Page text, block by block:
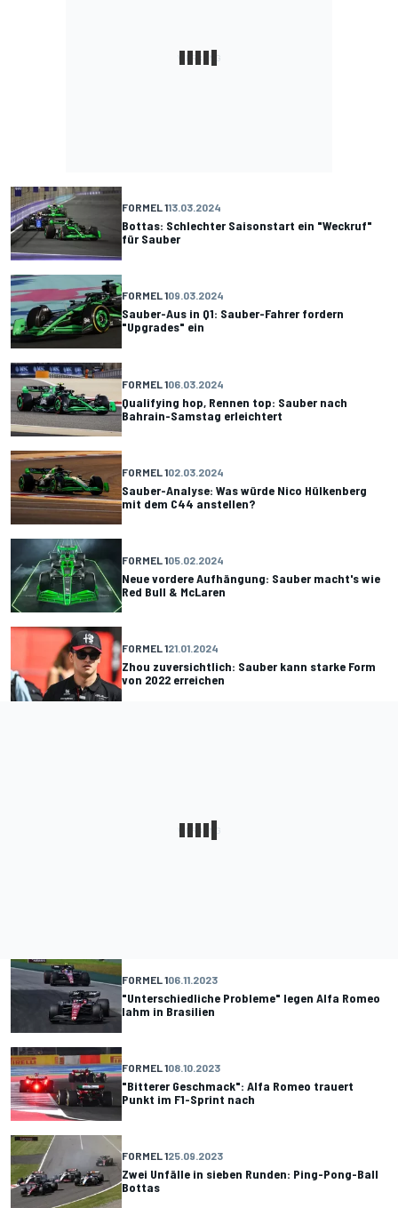
FORMEL 113.03.2024
Bottas: Schlechter Saisonstart ein "Weckruf"
für Sauber
FORMEL 109.03.2024
Sauber-Aus in Q1: Sauber-Fahrer fordern
"Upgrades" ein
FORMEL 106.03.2024
Qualifying hop, Rennen top: Sauber nach
Bahrain-Samstag erleichtert
FORMEL 102.03.2024
Sauber-Analyse: Was würde Nico Hülkenberg
mit dem C44 anstellen?
FORMEL 105.02.2024
Neue vordere Aufhängung: Sauber macht's wie
Red Bull & McLaren
FORMEL 121.01.2024
Zhou zuversichtlich: Sauber kann starke Form
von 2022 erreichen
FORMEL 106.11.2023
"Unterschiedliche Probleme" legen Alfa Romeo
lahm in Brasilien
FORMEL 108.10.2023
"Bitterer Geschmack": Alfa Romeo trauert
Punkt im F1-Sprint nach
FORMEL 125.09.2023
Zwei Unfälle in sieben Runden: Ping-Pong-Ball
Bottas